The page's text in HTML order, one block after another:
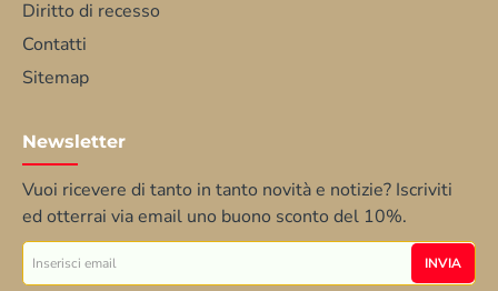
Diritto di recesso
Contatti
Sitemap
Newsletter
Vuoi ricevere di tanto in tanto novità e notizie? Iscriviti
ed otterrai via email uno buono sconto del 10%.
Inserisci
email
INVIA